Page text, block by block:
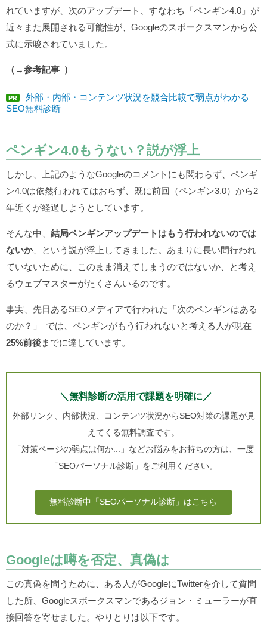
れていますが、次のアップデート、すなわち「ペンギン4.0」が
近々また展開される可能性が、Googleのスポークスマンから公
式に示唆されていました。
（→参考記事 ）
PR
外部・内部・コンテンツ状況を競合比較で弱点がわかる
SEO無料診断
ペンギン4.0もうない？説が浮上
しかし、上記のようなGoogleのコメントにも関わらず、ペンギ
ン4.0は依然行われてはおらず、既に前回（ペンギン3.0）から2
年近くが経過しようとしています。
そんな中、 結局ペンギンアップデートはもう行われないのでは
ないか、という説が浮上してきました。あまりに長い間行われ
ていないために、このまま消えてしまうのではないか、と考え
るウェブマスターがたくさんいるのです。
事実、先日あるSEOメディアで行われた「次のペンギンはある
のか？」
では、ペンギンがもう行われないと考える人が現在
25%前後までに達しています。
＼無料診断の活用で課題を明確に／
外部リンク、内部状況、コンテンツ状況からSEO対策の課題が見
えてくる無料調査です。
「対策ページの弱点は何か...」などお悩みをお持ちの方は、一度
「SEOパーソナル診断」をご利用ください。
無料診断中「SEOパーソナル診断」はこちら
Googleは噂を否定、真偽は
この真偽を問うために、ある人がGoogleにTwitterを介して質問
した所、Googleスポークスマンであるジョン・ミューラーが直
接回答を寄せました。やりとりは以下です。